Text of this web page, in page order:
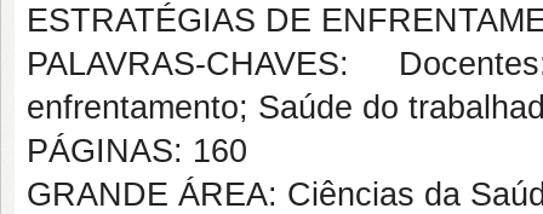
ESTRATÉGIAS DE
PALAVRAS-CHAVES:
enfrentamento; Saúde do
PÁGINAS: 160
GRANDE ÁREA: Ciências da